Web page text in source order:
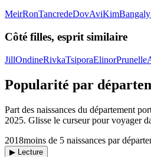
MeirRonTancredeDovAviKimBangaly
Côté filles, esprit similaire
JillOndineRivkaTsiporaElinorPrunelle
Popularité par
Part des naissances du département
2025. Glisse le curseur pour voyager
2018moins de 5 naissances par
▶ Lecture